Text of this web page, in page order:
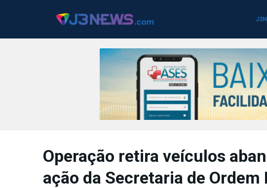
Operação retira veículos
ação da Secretaria de